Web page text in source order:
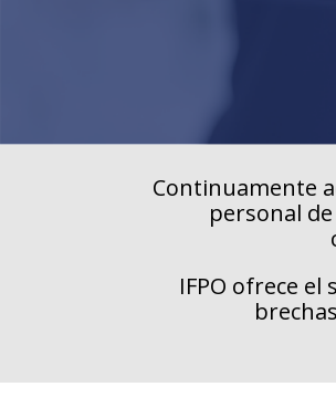
Continuamente
personal
IFPO ofrece